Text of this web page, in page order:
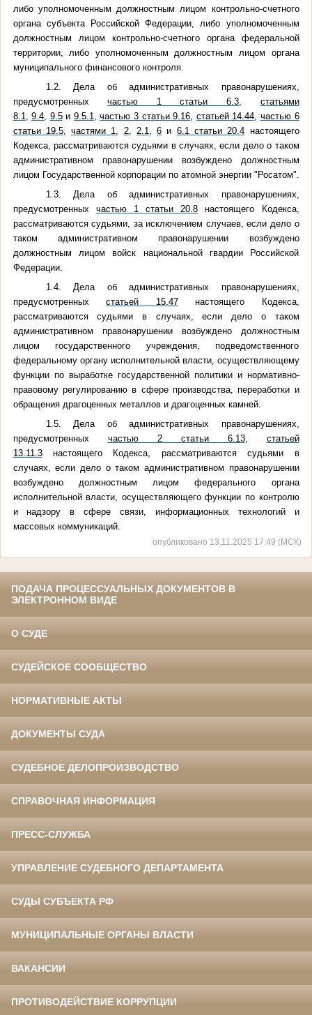
либо уполномоченным должностным лицом контрольно-счетного
органа субъекта Российской Федерации, либо уполномоченным
должностным лицом контрольно-счетного органа федеральной
территории, либо уполномоченным должностным лицом органа
муниципального финансового контроля.
1.2. Дела об административных правонарушениях,
предусмотренныхчастью 1 статьи 6.3, статьями
8.1 ,9.4 9.5и 9.5.1 ,частью 3 статьи 9.16 статьей 14.44 частью 6
статьи 19.5,частями 1 2, 2.1 ,6 и 6.1 статьи 20.4 настоящего
Кодекса, рассматриваются судьями в случаях, если дело о таком
административном правонарушении возбуждено должностным
лицом Государственной корпорации по атомной энергии "Росатом".
1.3. Дела об административных правонарушениях,
предусмотренных частью 1 статьи 20.8 настоящего Кодекса,
рассматриваются судьями, за исключением случаев, если дело о
таком административном правонарушении возбуждено
должностным лицом войск национальной гвардии Российской
Федерации.
1.4. Дела об административных правонарушениях,
предусмотренных статьей 15.47настоящего Кодекса,
рассматриваются судьями в случаях, если дело о таком
административном правонарушении возбуждено должностным
лицом государственного учреждения, подведомственного
федеральному органу исполнительной власти, осуществляющему
функции по выработке государственной политики и нормативно-
правовому регулированию в сфере производства, переработки и
обращения драгоценных металлов и драгоценных камней.
1.5. Дела об административных правонарушениях,
предусмотренных частью 2 статьи 6.13, статьей
13.11.3настоящего Кодекса, рассматриваются судьями в
случаях, если дело о таком административном правонарушении
возбуждено должностным лицом федерального органа
исполнительной власти, осуществляющего функции по контролю
и надзору в сфере связи, информационных технологий и
массовых коммуникаций.
опубликовано 13.11.2025 17:49 (МСК)
ПОДАЧА ПРОЦЕССУАЛЬНЫХ ДОКУМЕНТОВ В
ЭЛЕКТРОННОМ ВИДЕ
О СУДЕ
СУДЕЙСКОЕ СООБЩЕСТВО
НОРМАТИВНЫЕ АКТЫ
ДОКУМЕНТЫ СУДА
СУДЕБНОЕ ДЕЛОПРОИЗВОДСТВО
СПРАВОЧНАЯ ИНФОРМАЦИЯ
ПРЕСС-СЛУЖБА
УПРАВЛЕНИЕ СУДЕБНОГО ДЕПАРТАМЕНТА
СУДЫ СУБЪЕКТА РФ
МУНИЦИПАЛЬНЫЕ ОРГАНЫ ВЛАСТИ
ВАКАНСИИ
ПРОТИВОДЕЙСТВИЕ КОРРУПЦИИ